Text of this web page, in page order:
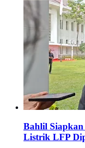
Bahlil
Listrik LFP